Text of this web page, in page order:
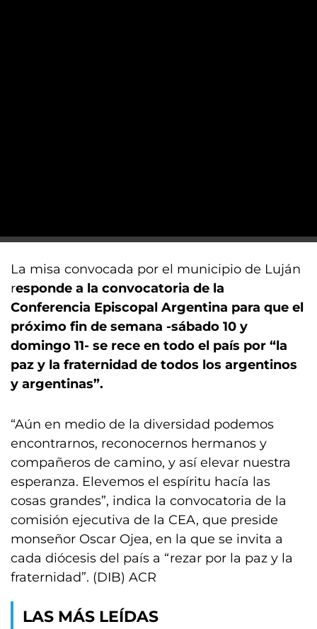
La misa convocada por el municipio de Luján
responde a la convocatoria de la
Conferencia Episcopal Argentina para que el
próximo fin de semana -sábado 10 y
domingo 11- se rece en todo el país por “la
paz y la fraternidad de todos los argentinos
y argentinas”.
“Aún en medio de la diversidad podemos
encontrarnos, reconocernos hermanos y
compañeros de camino, y así elevar nuestra
esperanza. Elevemos el espíritu hacía las
cosas grandes”, indica la convocatoria de la
comisión ejecutiva de la CEA, que preside
monseñor Oscar Ojea, en la que se invita a
cada diócesis del país a “rezar por la paz y la
fraternidad”. (DIB) ACR
LAS MÁS LEÍDAS